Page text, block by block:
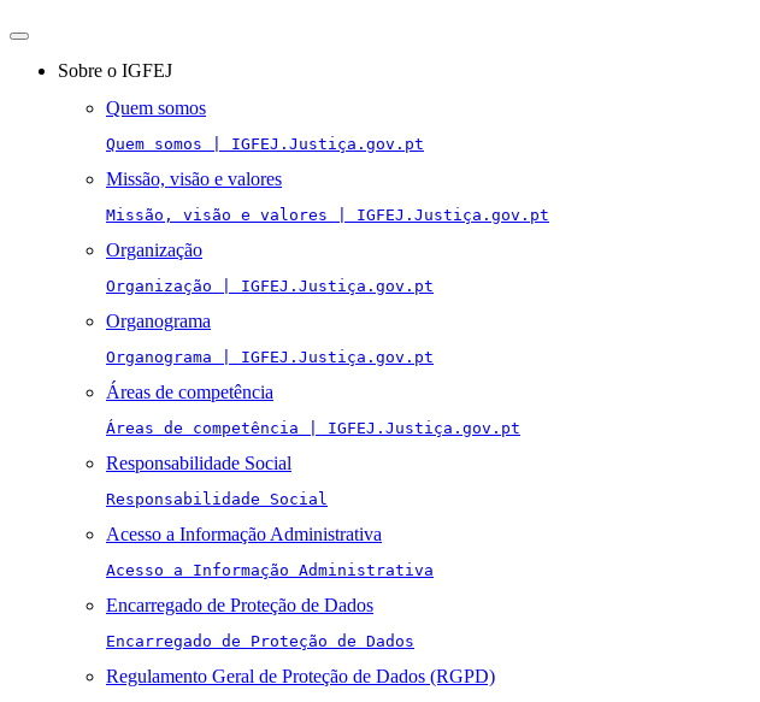
Toggle
navigationSobre o IGFEJ
Quem somos
Quem somos | IGFEJ.Justiça.gov.pt
Missão, visão e valores
Missão, visão e valores | IGFEJ.Justiça.gov.pt
Organização
Organização | IGFEJ.Justiça.gov.pt
Organograma
Organograma | IGFEJ.Justiça.gov.pt
Áreas de competência
Áreas de competência | IGFEJ.Justiça.gov.pt
Responsabilidade Social
Responsabilidade Social
Acesso a Informação Administrativa
Acesso a Informação Administrativa
Encarregado de Proteção de Dados
Encarregado de Proteção de Dados
Regulamento Geral de Proteção de Dados (RGPD)